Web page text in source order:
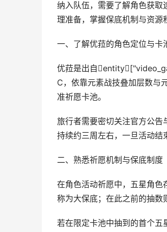
纳入队伍，需要了解角色获取
理准备，掌握保底机制与资源
一、了解优菈的角色定位与卡
优菈是出自
C，依靠元素战技叠加层数与
准祈愿卡池。
旅行者需要密切关注官方公告
持续约三周左右，一旦活动结
二、熟悉祈愿机制与保底制度
在角色活动祈愿中，五星角
称为大保底；在此之前的抽数
若在限定卡池中抽到的首个五